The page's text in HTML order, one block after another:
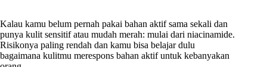
Kalau kamu belum pernah pakai bahan aktif sama sekali dan
punya kulit sensitif atau mudah merah: mulai dari niacinamide.
Risikonya paling rendah dan kamu bisa belajar dulu
bagaimana kulitmu merespons bahan aktif untuk kebanyakan